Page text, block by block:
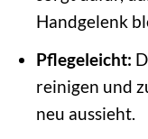
Handgelenk
Pflegeleicht:
reinigen und
neu aussieht.